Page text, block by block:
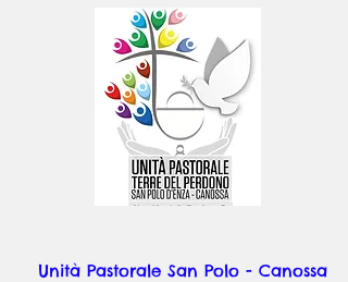
Unità Pastorale San Polo - Canossa